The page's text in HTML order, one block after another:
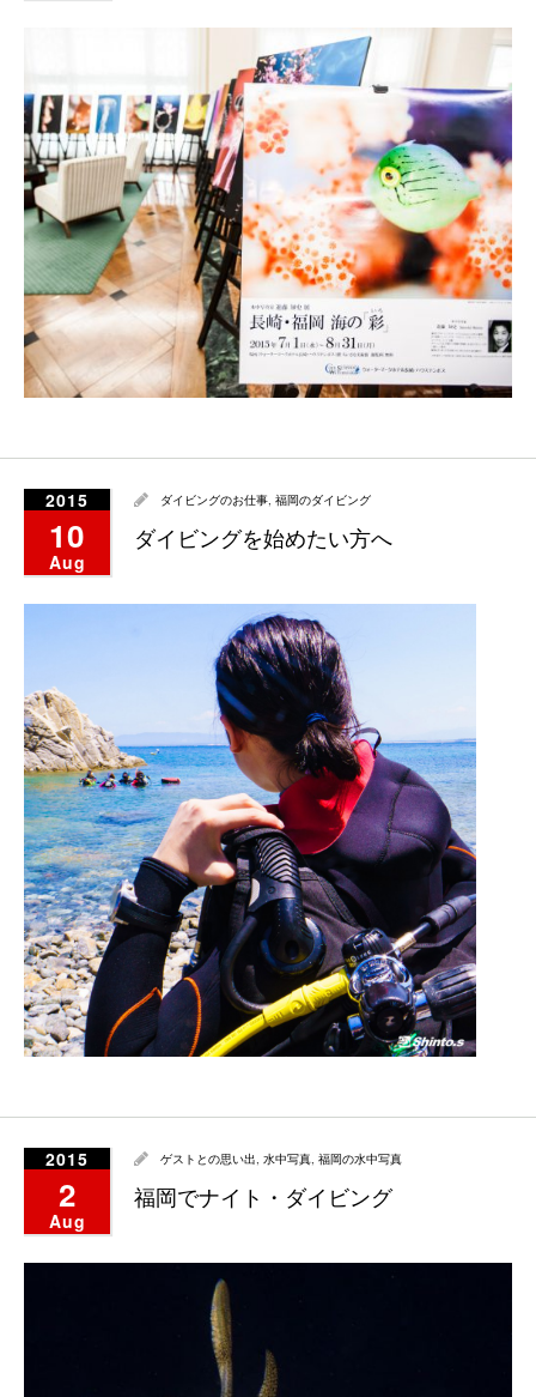
2015
10
Aug
ダイビングのお仕事 福岡のダイビング
ダイビングを始めたい方へ
2015
2
Aug
ゲストとの思い出 水中写真 福岡の水中写真
福岡でナイト・ダイビング